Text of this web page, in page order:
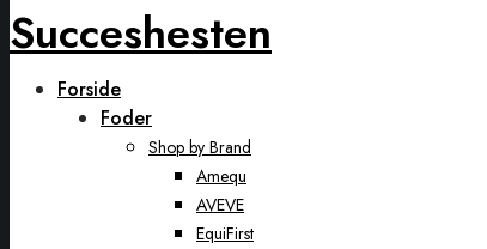
Succeshesten
Forside
Foder
Shop by Brand
Amequ
AVEVE
EquiFirst